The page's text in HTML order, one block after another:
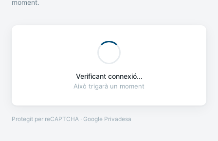
moment.
Verificant connexió...
Això trigarà un moment
Protegit per reCAPTCHA · Google Privadesa